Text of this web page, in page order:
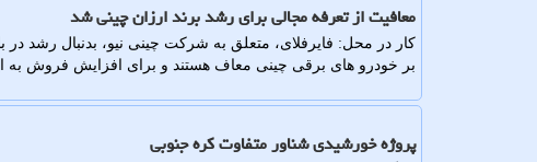
معافیت از تعرفه مجالی برای رشد برند ارزان چینی شد
کار در محل: فایرفلای، متعلق به شرکت چینی نیو، بدنبال رشد
بر خودرو های برقی چینی معاف هستند و برای افزایش فروش به
پروژه خورشیدی شناور متفاوت کره جنوبی